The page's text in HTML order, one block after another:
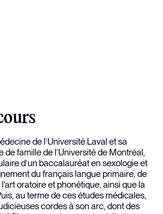
de l’Université Laval et sa
famille de l’Université de Montréal,
d’un baccalauréat en sexologie et
du français langue primaire, de
oratoire et phonétique, ainsi que la
au terme de ces études médicales,
cordes à son arc, dont des